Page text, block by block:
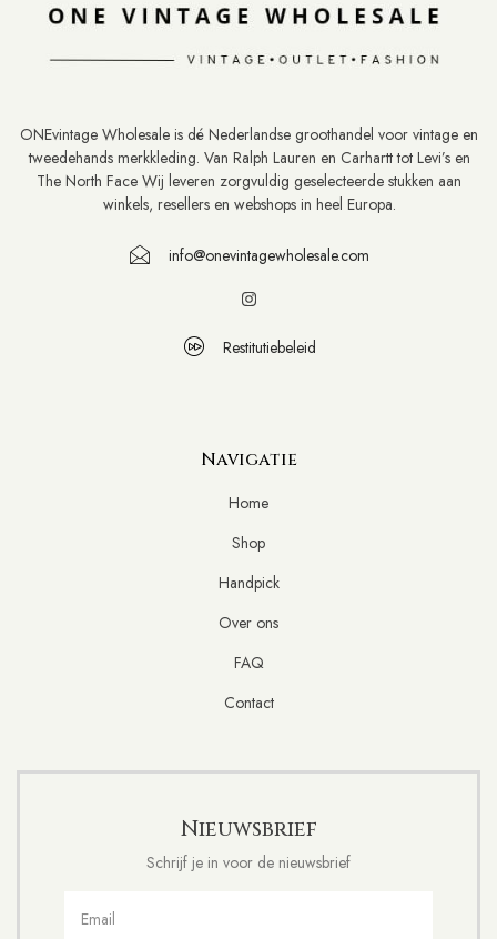
ONEvintage Wholesale is dé Nederlandse groothandel voor vintage en
tweedehands merkkleding. Van Ralph Lauren en Carhartt tot Levi’s en
The North Face Wij leveren zorgvuldig geselecteerde stukken aan
winkels, resellers en webshops in heel Europa.
info@onevintagewholesale.com
Restitutiebeleid
Navigatie
Home
Shop
Handpick
Over ons
FAQ
Contact
Nieuwsbrief
Schrijf je in voor de nieuwsbrief